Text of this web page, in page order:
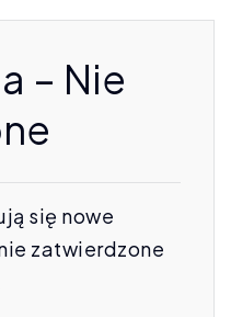
– Nie
się nowe
zatwierdzone